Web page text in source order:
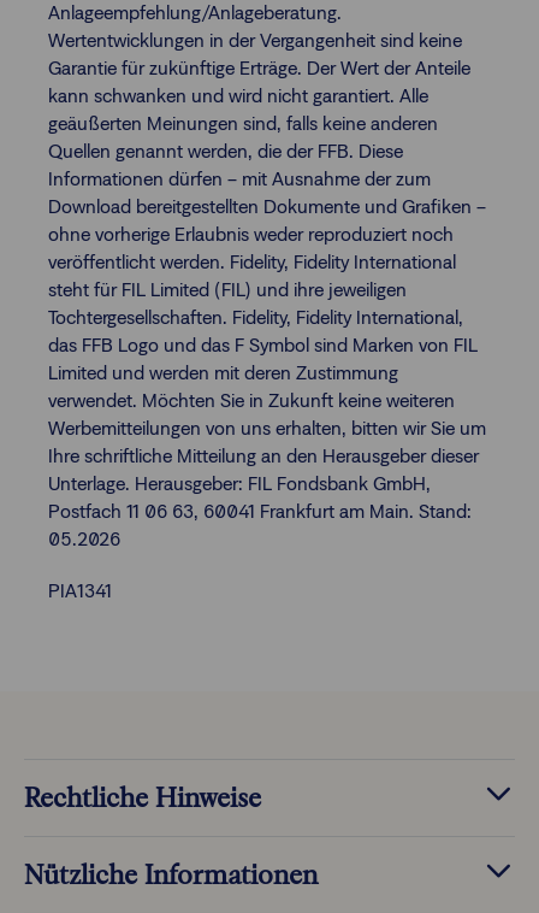
Anlageempfehlung/Anlageberatung.
Wertentwicklungen in der Vergangenheit sind keine
Garantie für zukünftige Erträge. Der Wert der Anteile
kann schwanken und wird nicht garantiert. Alle
geäußerten Meinungen sind, falls keine anderen
Quellen genannt werden, die der FFB. Diese
Informationen dürfen – mit Ausnahme der zum
Download bereitgestellten Dokumente und Grafiken –
ohne vorherige Erlaubnis weder reproduziert noch
veröffentlicht werden. Fidelity, Fidelity International
steht für FIL Limited (FIL) und ihre jeweiligen
Tochtergesellschaften. Fidelity, Fidelity International,
das FFB Logo und das F Symbol sind Marken von FIL
Limited und werden mit deren Zustimmung
verwendet. Möchten Sie in Zukunft keine weiteren
Werbemitteilungen von uns erhalten, bitten wir Sie um
Ihre schriftliche Mitteilung an den Herausgeber dieser
Unterlage. Herausgeber: FIL Fondsbank GmbH,
Postfach 11 06 63, 60041 Frankfurt am Main. Stand:
05.2026
PIA1341
Rechtliche Hinweise
Nützliche Informationen